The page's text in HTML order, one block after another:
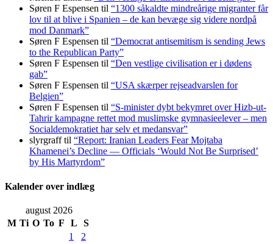
Søren F Espensen til “1300 såkaldte mindreårige migranter får
lov til at blive i Spanien – de kan bevæge sig videre nordpå
mod Danmark”
Søren F Espensen til “Democrat antisemitism is sending Jews
to the Republican Party”
Søren F Espensen til “Den vestlige civilisation er i dødens
gab”
Søren F Espensen til “USA skærper rejseadvarslen for
Belgien”
Søren F Espensen til “S-minister dybt bekymret over Hizb-ut-
Tahrir kampagne rettet mod muslimske gymnasieelever – men
Socialdemokratiet har selv et medansvar”
slyrgrafftil “Report: Iranian Leaders Fear Mojtaba
Khamenei’s Decline — Officials ‘Would Not Be Surprised’
by His Martyrdom”
Kalender over indlæg
august 2026
M Ti O To F L
S
1
2